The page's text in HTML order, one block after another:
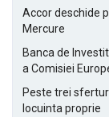
Accor deschide
Mercure
Banca de
a Comisiei
Peste trei
locuinta proprie